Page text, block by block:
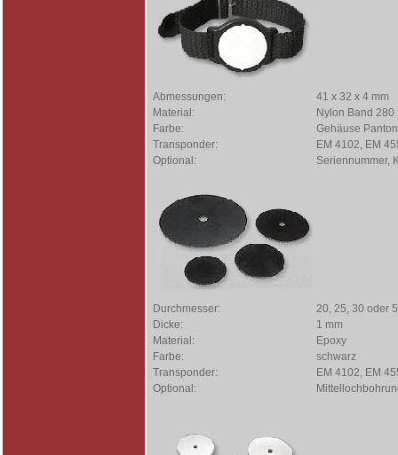
Abmessungen:
41 x 32 x 4 mm
Material:
Nylon Band 280
Farbe:
Gehäuse
Transponder:
EM 4102, EM
Optional:
Seriennummer,
Durchmesser:
20, 25, 30 oder
Dicke:
1 mm
Material:
Epoxy
Farbe:
schwarz
Transponder:
EM 4102, EM
Optional: